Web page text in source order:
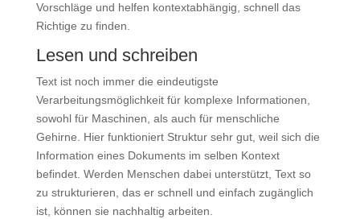
Vorschläge und helfen kontextabhängig, schnell das
Richtige zu finden.
Lesen und schreiben
Text ist noch immer die eindeutigste
Verarbeitungsmöglichkeit für komplexe Informationen,
sowohl für Maschinen, als auch für menschliche
Gehirne. Hier funktioniert Struktur sehr gut, weil sich die
Information eines Dokuments im selben Kontext
befindet. Werden Menschen dabei unterstützt, Text so
zu strukturieren, das er schnell und einfach zugänglich
ist, können sie nachhaltig arbeiten.